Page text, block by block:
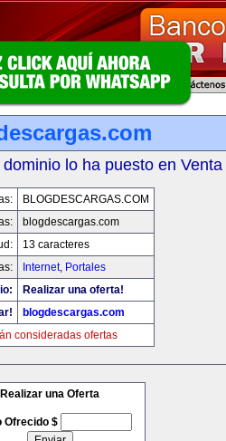
lo ha puesto en Venta
BLOGDESCARGAS.COM
blogdescargas.com
13 caracteres
Internet, Portales
Realizar una oferta!
blogdescargas.com
consideradas ofertas
Realizar una Oferta
Ofrecido $